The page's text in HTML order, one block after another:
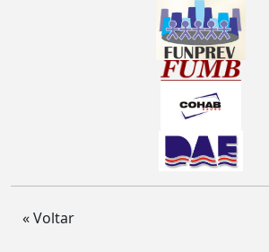
« Voltar